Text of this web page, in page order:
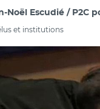
Noël Escudié / P2C
et institutions
nationale /